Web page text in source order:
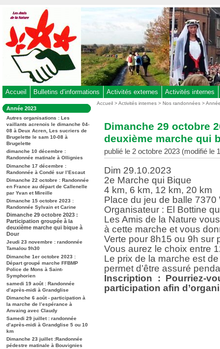
au
contenu
-
Aller
au
menu
-
à
la
recherche
Accueil Bulletins d’informations Activités externes Activités internes
Dans
la
rubrique
:
Année 2023
Autres organisations : Les
vaillants acrenois le dimanche 04-
08 à Deux Acren, Les sucriers de
Brugelette le sam 10-08 à
Brugelette
dimanche 10 décembre :
Randonnée matinale à Ollignies
Dimanche 17 décembre :
Randonnée à Condé sur l’Escaut
Dimanche 22 octobre : Randonnée
en France au départ de Callenelle
par Yvan et Mireille
Dimanche 15 octobre 2023 :
Randonnée Sylvain et Carine
Dimanche 29 octobre 2023 :
Participation groupée à la
deuxième marche qui bique à
Dour
Jeudi 23 novembre : randonnée
Tamalou 9h30
Dimanche 1er octobre 2023 :
Départ groupé marche FFBMP
Police de Mons à Saint-
Symphorien
samedi 19 août : Randonnée
d’après-midi à Grandglise
Dimanche 6 août - participation à
la marche de l’espérance à
Anvaing avec Claudy
Samedi 29 juillet : randonnée
d’après-midi à Grandglise 5 ou 10
km
Dimanche 23 juillet :Randonnée
pédestre matinale à Bouvignies
Vous
Accueil >Activités internes >Nos randonnées>
Dimanche 29 octobre
deuxième marche qui
publié le 2 octobre 2023 (modifié le
Dim 29.10.2023
2e Marche qui Bique
4 km, 6 km, 12 km, 20 km
Place du jeu de balle 7370
Organisateur : El Bottine
Les Amis de la Nature
à cette marche et vous
Verte pour 8h15 ou 9h sur
Vous aurez le choix entre
Le prix de la marche est
permet d’être assuré
Inscription : Pourriez-
participation afin